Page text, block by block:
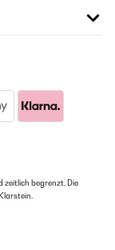
zeitlich begrenzt. Die